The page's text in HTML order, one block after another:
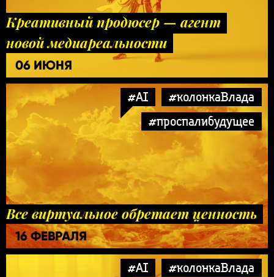
Креативный продюсер — агент
новой медиареальности
06 ИЮНЯ
#AI
#колонкаВлада
#проспалибудущее
Все виртуальное обретает ценность
16 ФЕВРАЛЯ
#AI
#колонкаВлада